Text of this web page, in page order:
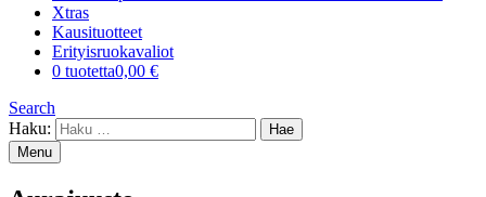
Xtras
Kausituotteet
Erityisruokavaliot
0 tuotetta0,00 €
Search
Haku:
Menu